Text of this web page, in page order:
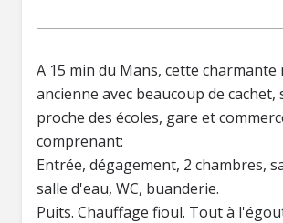
A 15 min du Mans, cette charmante
ancienne avec beaucoup de cachet,
proche des écoles, gare et
comprenant:
Entrée, dégagement, 2 chambres,
salle d'eau, WC, buanderie.
Puits. Chauffage fioul. Tout à